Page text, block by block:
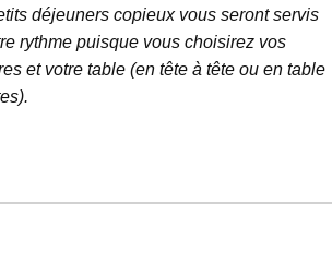
déjeuners copieux vous seront servis
rythme puisque vous choisirez vos
et votre table (en tête à tête ou en table